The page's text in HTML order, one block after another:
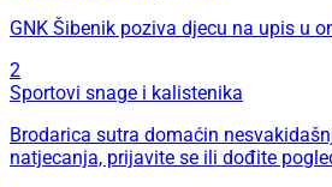
GNK Šibenik poziva djecu na upis u
2
Sportovi snage i kalistenika
Brodarica sutra domaćin
natjecanja, prijavite se ili dođite